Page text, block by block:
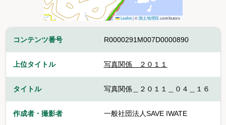
Leaflet |©国土地理院contributors
コンテンツ番号 R0000291M007D0000890
上位タイトル 写真関係 ２０１１
タイトル 写真関係＿２０１１＿０４＿１６
作成者・撮影者 一般社団法人SAVE IWATE